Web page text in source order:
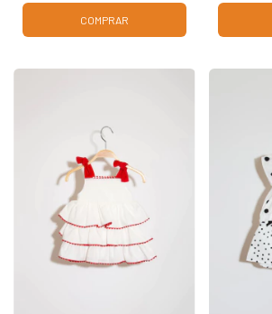
COMPRAR